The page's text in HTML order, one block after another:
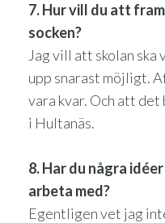
7. Hur vill du att
socken?
Jag vill att skolan ska
upp snarast möjligt.
vara kvar. Och att
i Hultanäs.
8. Har du några
arbeta med?
Egentligen vet jag